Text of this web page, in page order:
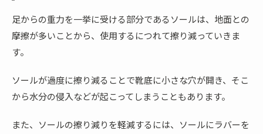
足からの重力を一挙に受ける部分であるソールは、地面との
摩擦が多いことから、使用するにつれて擦り減っていきま
す。
ソールが過度に擦り減ることで靴底に小さな穴が開き、そこ
から水分の侵入などが起こってしまうこともあります。
また、ソールの擦り減りを軽減するには、ソールにラバーを